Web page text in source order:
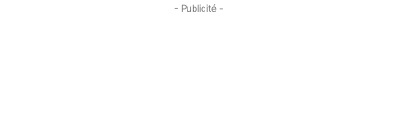
- Publicité -